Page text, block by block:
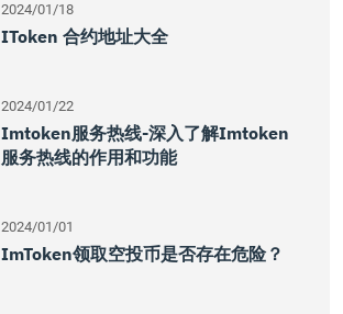
2024/01/18
IToken 合约地址大全
2024/01/22
Imtoken服务热线-深入了解imtoken
服务热线的作用和功能
2024/01/01
ImToken领取空投币是否存在危险？